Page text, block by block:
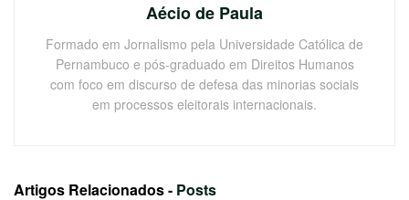
Aécio de Paula
Formado em Jornalismo pela Universidade Católica de
Pernambuco e pós-graduado em Direitos Humanos
com foco em discurso de defesa das minorias sociais
em processos eleitorais internacionais.
Artigos Relacionados- Posts